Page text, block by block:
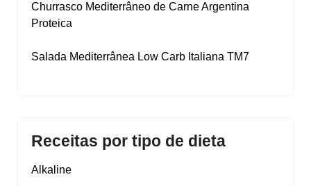
Churrasco Mediterrâneo de Carne Argentina
Proteica
Salada Mediterrânea Low Carb Italiana TM7
Receitas por tipo de dieta
Alkaline